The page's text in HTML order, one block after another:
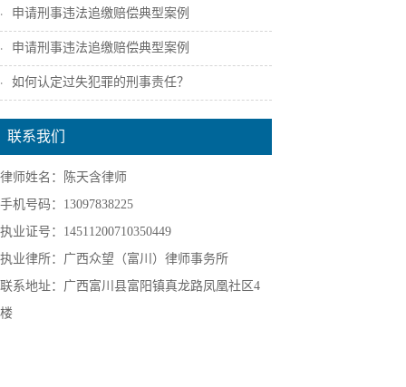
申请刑事违法追缴赔偿典型案例
申请刑事违法追缴赔偿典型案例
如何认定过失犯罪的刑事责任？
联系我们
律师姓名：陈天含律师
手机号码：13097838225
执业证号：14511200710350449
执业律所：广西众望（富川）律师事务所
联系地址：广西富川县富阳镇真龙路凤凰社区4
楼